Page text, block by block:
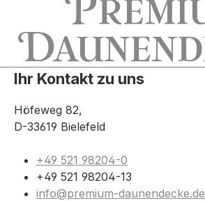
Ihr Kontakt zu uns
Höfeweg 82,
D-33619 Bielefeld
+49 521 98204-0
+49 521 98204-13
info@premium-daunendecke.de